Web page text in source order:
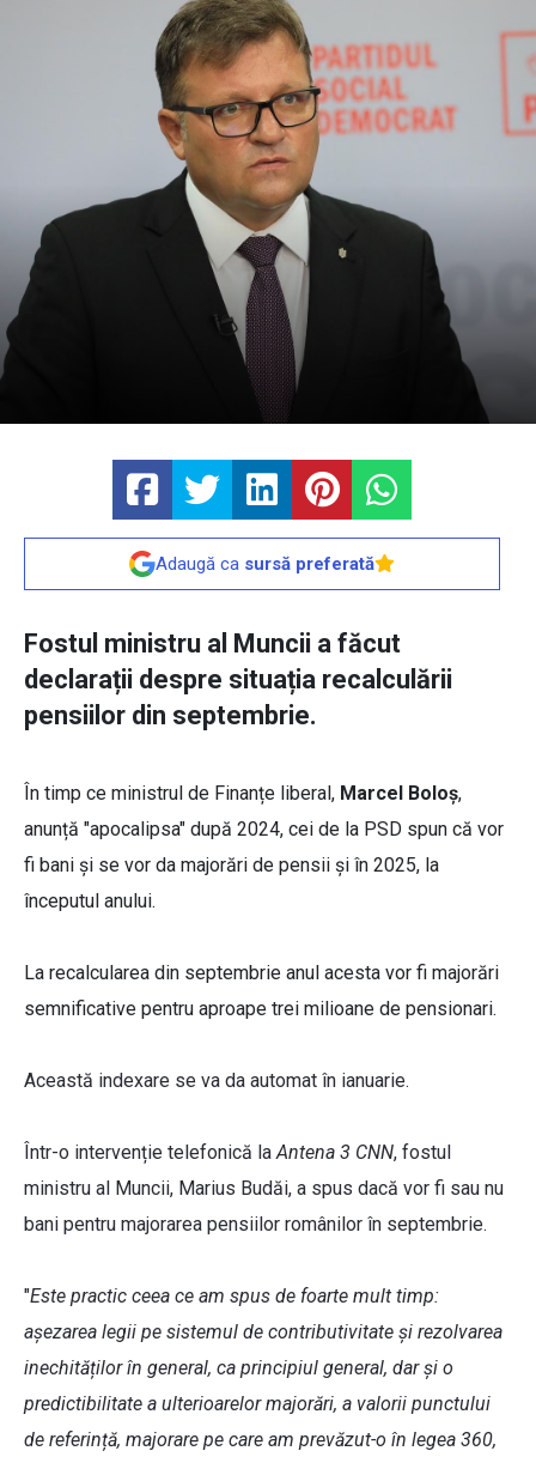
Adaugă ca sursă preferată
Fostul ministru al Muncii a făcut
declarații despre situația recalculării
pensiilor din septembrie.
În timp ce ministrul de Finanțe liberal, Marcel Boloș,
anunță "apocalipsa" după 2024, cei de la PSD spun că vor
fi bani și se vor da majorări de pensii și în 2025, la
începutul anului.
La recalcularea din septembrie anul acesta vor fi majorări
semnificative pentru aproape trei milioane de pensionari.
Această indexare se va da automat în ianuarie.
Într-o intervenție telefonică laAntena 3 CNN, fostul
ministru al Muncii, Marius Budăi, a spus dacă vor fi sau nu
bani pentru majorarea pensiilor românilor în septembrie.
"Este practic ceea ce am spus de foarte mult timp:
așezarea legii pe sistemul de contributivitate și rezolvarea
inechităților în general, ca principiul general, dar și o
predictibilitate a ulterioarelor majorări, a valorii punctului
de referință, majorare pe care am prevăzut-o în legea 360,